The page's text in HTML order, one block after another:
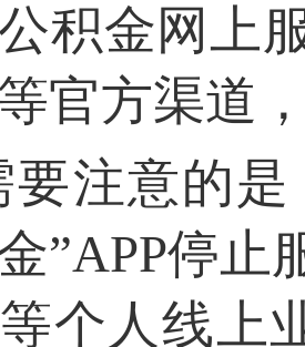
积金网上
官方渠道
要注意的是
”APP停止
个人线上